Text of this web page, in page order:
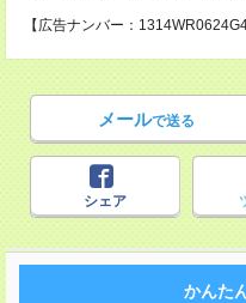
【広告ナンバー：
メールで送る
シェア
かんた